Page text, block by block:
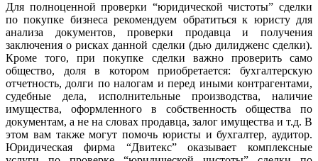
Для полноценной проверки “юридической чистоты” сделки
по покупке бизнеса рекомендуем обратиться к юристу для
анализа документов, проверки продавца и получения
заключения о рисках данной сделки (дью дилидженс сделки).
Кроме того, при покупке сделки важно проверить само
общество, доля в котором приобретается: бухгалтерскую
отчетность, долги по налогам и перед иными контрагентами,
судебные дела, исполнительные производства, наличие
имущества, оформленного в собственность общества по
документам, а не на словах продавца, залог имущества и т.д. В
этом вам также могут помочь юристы и бухгалтер, аудитор.
Юридическая фирма “Двитекс” оказывает комплексные